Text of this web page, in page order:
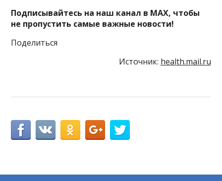
Подписывайтесь на наш канал в MAX, чтобы
не пропустить самые важные новости!
Поделиться
Источник: health.mail.ru